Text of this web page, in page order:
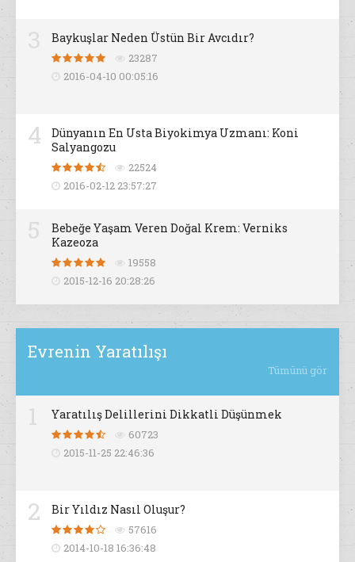
Baykuşlar Neden Üstün Bir Avcıdır?
23287
2016-04-10 00:05:16
4
Dünyanın En Usta Biyokimya Uzmanı: Koni
Salyangozu
22524
2016-02-12 23:57:27
Bebeğe Yaşam Veren Doğal Krem: Verniks
Kazeoza
19558
2015-12-16 20:28:26
Evrenin Yaratılışı
Tümünü gör
Yaratılış Delillerini Dikkatli Düşünmek
60723
2015-11-25 22:46:36
2 Bir Yıldız Nasıl Oluşur?
57616
2014-10-18 16:36:48